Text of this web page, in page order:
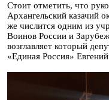
Стоит отметить, что
Архангельский казачий
же числится одним из
Воинов России и
возглавляет который
«Единая Россия»